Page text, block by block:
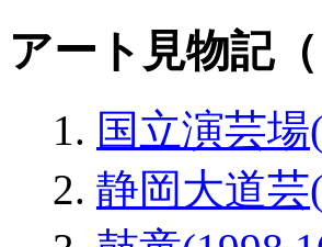
アート見物記
国立演芸場
静岡大道芸